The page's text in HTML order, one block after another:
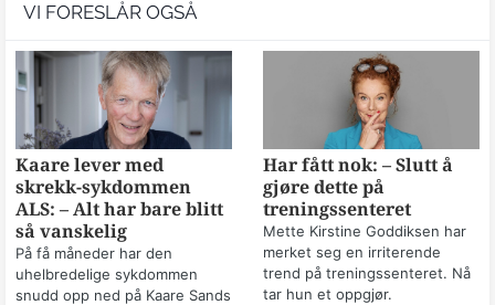
VI FORESLÅR OGSÅ
Kaare lever med
skrekk-sykdommen
ALS: – Alt har bare blitt
så vanskelig
På få måneder har den
uhelbredelige sykdommen
snudd opp ned på Kaare Sands
Har fått nok: – Slutt å
gjøre dette på
treningssenteret
Mette Kirstine Goddiksen har
merket seg en irriterende
trend på treningssenteret. Nå
tar hun et oppgjør.